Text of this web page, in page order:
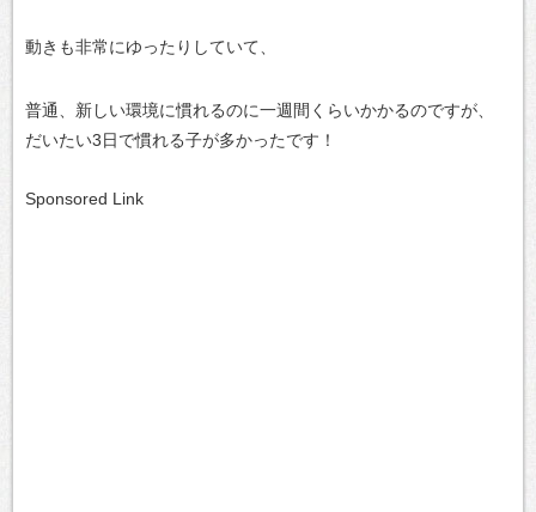
動きも非常にゆったりしていて、
普通、新しい環境に慣れるのに一週間くらいかかるのですが、
だいたい3日で慣れる子が多かったです！
Sponsored Link